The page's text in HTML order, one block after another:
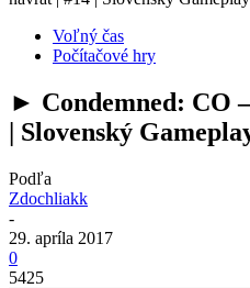
Voľný čas
Počítačové hry
► Condemned: CO
| Slovenský
Podľa
Zdochliakk
-
29. apríla 2017
0
5425